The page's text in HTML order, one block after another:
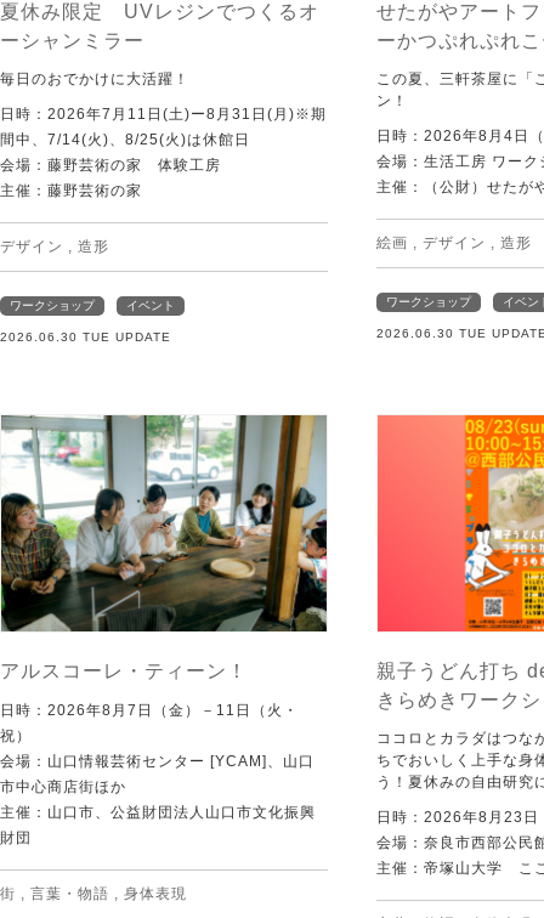
夏休み限定 UVレジンでつくるオ
ーシャンミラー
毎日のおでかけに大活躍！
日時：2026年7月11日(土)ー8月31日(月)※期
間中、7/14(火)、8/25(火)は休館日
会場：藤野芸術の家 体験工房
主催：藤野芸術の家
デザイン , 造形
ワークショップ イベント
2026.06.30 TUE UPDATE
せたがやアート
ーかつぷれぷれ
この夏、三軒茶屋に「
ン！
日時：2026年8月4日
会場：生活工房 ワー
主催：（公財）せたが
絵画 , デザイン , 造形
ワークショップ イベン
2026.06.30 TUE
アルスコーレ・ティーン！
日時：2026年8月7日（金）－11日（火・
祝）
会場：山口情報芸術センター [YCAM]、山口
市中心商店街ほか
主催：山口市、公益財団法人山口市文化振興
財団
街 , 言葉・物語 , 身体表現
親子うどん打ち
きらめきワーク
ココロとカラダはつな
ちでおいしく上手な身
う！夏休みの自由研究
日時：2026年8月23日
会場：奈良市西部公民
主催：帝塚山大学 こ